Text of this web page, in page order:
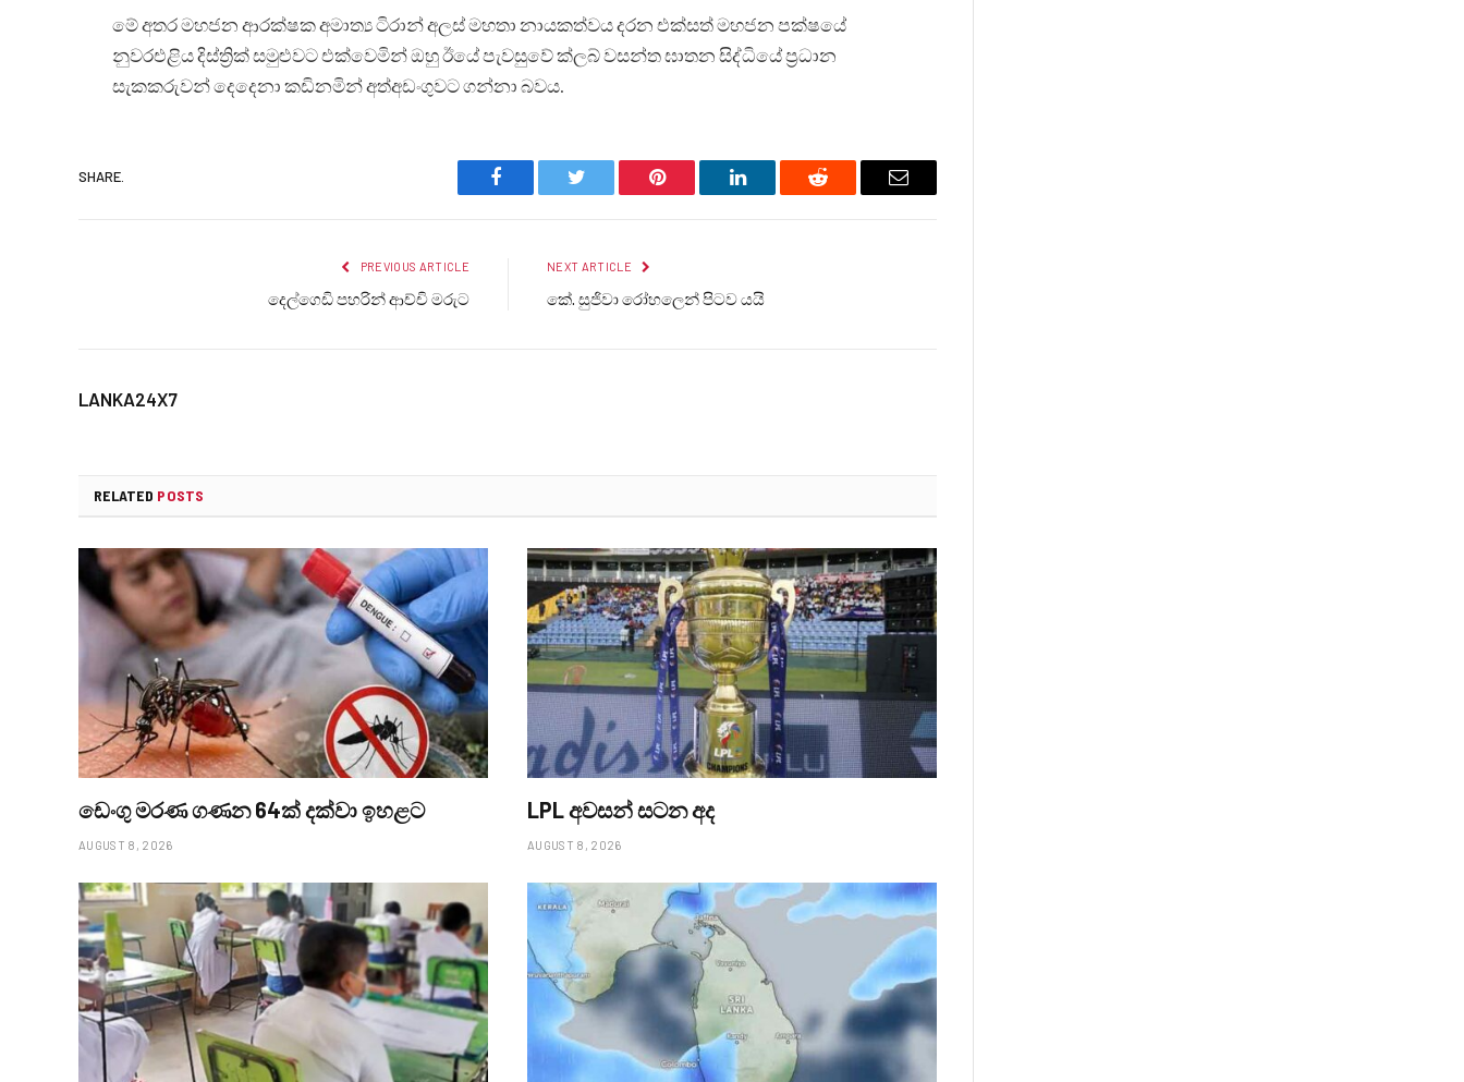
මේ අතර මහජන ආරක්ෂක අමාත්‍ය ටිරාන් අලස් මහතා නායකත්වය දරන එක්සත් මහජන පක්ෂයේ
නුවරඑළිය දිස්ත්‍රික් සමුළුවට එක්වෙමින් ඔහු ඊයේ පැවසුවේ ක්ලබ් වසන්ත ඝාතන සිද්ධියේ ප්‍රධාන
සැකකරුවන් දෙදෙනා කඩිනමින් අත්අඩංගුවට ගන්නා බවය.
SHARE.
Facebook Twitter Pinterest LinkedIn Reddit Email
PREVIOUS ARTICLE
දෙල්ගෙඩි පහරින් ආච්චි මරුට
NEXT ARTICLE
කේ. සුජිවා රෝහලෙන් පිටව යයි
LANKA24X7
RELATED POSTS
ඩෙංගු මරණ ගණන 64ක් දක්වා ඉහළට
AUGUST 8, 2026
LPL අවසන් සටන අද
AUGUST 8, 2026